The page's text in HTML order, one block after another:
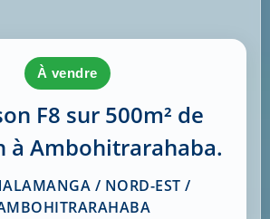
à vendre
F8 sur 500m² de
à Ambohitrarahaba.
/ NORD-EST /